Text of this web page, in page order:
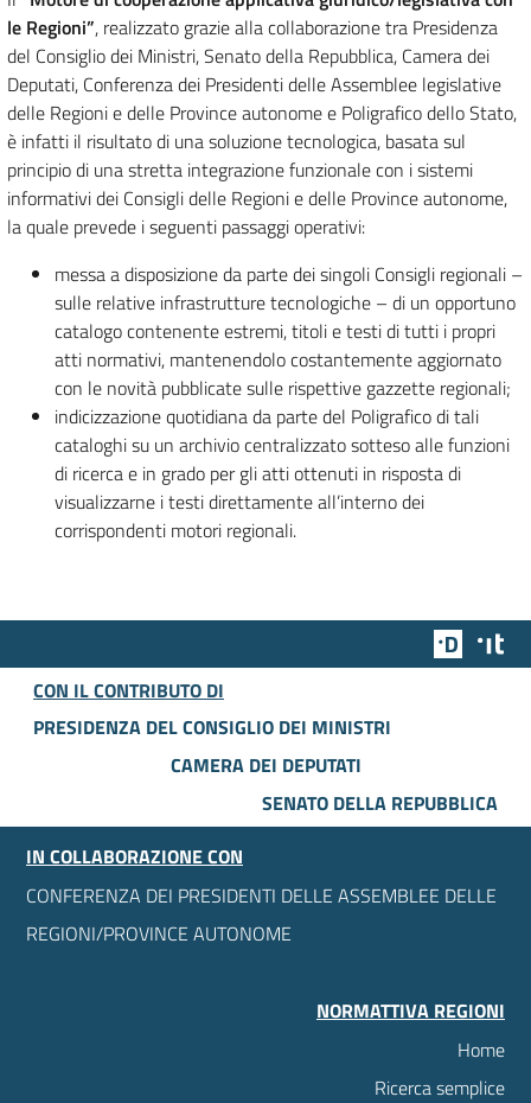
le Regioni”, realizzato grazie alla collaborazione tra Presidenza
del Consiglio dei Ministri, Senato della Repubblica, Camera dei
Deputati, Conferenza dei Presidenti delle Assemblee legislative
delle Regioni e delle Province autonome e Poligrafico dello Stato,
è infatti il risultato di una soluzione tecnologica, basata sul
principio di una stretta integrazione funzionale con i sistemi
informativi dei Consigli delle Regioni e delle Province autonome,
la quale prevede i seguenti passaggi operativi:
messa a disposizione da parte dei singoli Consigli regionali –
sulle relative infrastrutture tecnologiche – di un opportuno
catalogo contenente estremi, titoli e testi di tutti i propri
atti normativi, mantenendolo costantemente aggiornato
con le novità pubblicate sulle rispettive gazzette regionali;
indicizzazione quotidiana da parte del Poligrafico di tali
cataloghi su un archivio centralizzato sotteso alle funzioni
di ricerca e in grado per gli atti ottenuti in risposta di
visualizzarne i testi direttamente all’interno dei
corrispondenti motori regionali.
Team
CON IL CONTRIBUTO DI
PRESIDENZA DEL CONSIGLIO DEI MINISTRI
CAMERA DEI DEPUTATI
SENATO DELLA REPUBBLICA
IN COLLABORAZIONE CON
CONFERENZA DEI PRESIDENTI DELLE ASSEMBLEE DELLE
REGIONI/PROVINCE AUTONOME
NORMATTIVA REGIONI
Home
Ricerca semplice